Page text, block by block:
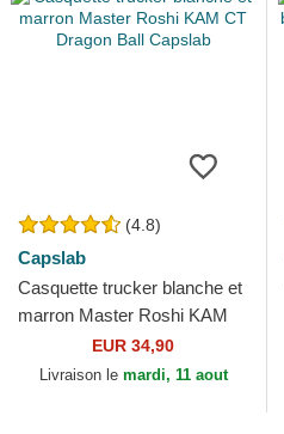
(4.8)
Capslab
Casquette trucker blanche et
marron Master Roshi KAM
CT Dragon Ball Capslab
EUR 34,90
Livraison le mardi, 11 aout